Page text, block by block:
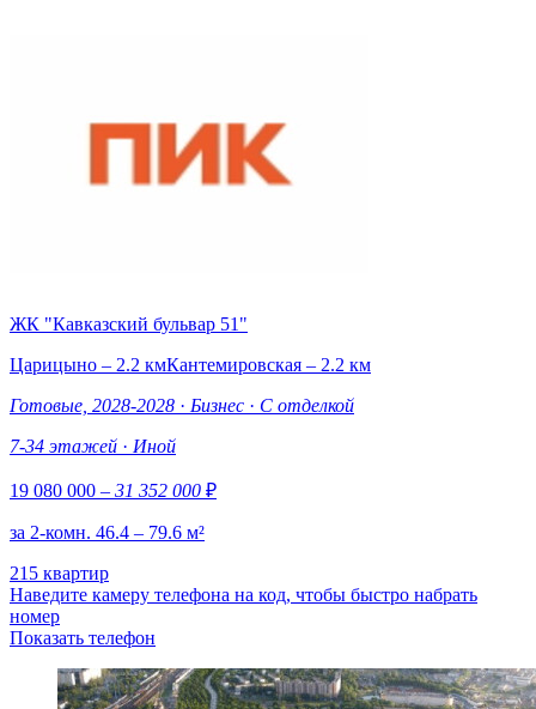
ЖК "Кавказский бульвар 51"
Царицыно – 2.2 кмКантемировская – 2.2 км
Готовые, 2028-2028 · Бизнес · С отделкой
7-34 этажей · Иной
19 080 000 – 31 352 000 ₽
за 2-комн. 46.4 – 79.6 м²
215 квартир
Наведите камеру телефона на код, чтобы быстро набрать
номер
Показать телефон